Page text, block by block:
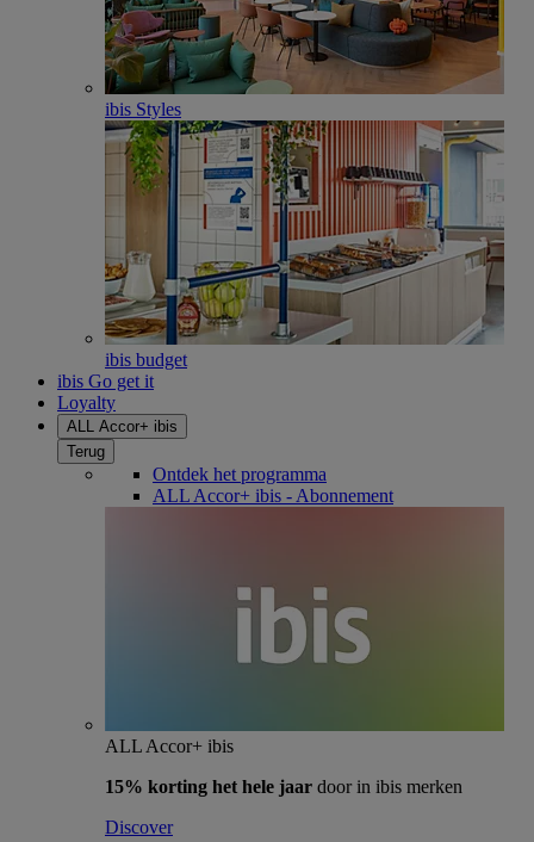
ibis Styles
ibis budget
ibis Go get it
Loyalty
ALL Accor+ ibis
Terug
Ontdek het programma
ALL Accor+ ibis - Abonnement
ALL Accor+ ibis
15% korting het hele jaar door in ibis merken
Discover